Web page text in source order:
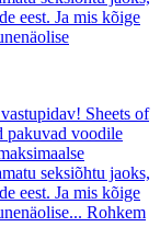
eest. Ja mis kõige
Sheets of
pakuvad voodile
seksiõhtu jaoks,
eest. Ja mis kõige
Rohkem